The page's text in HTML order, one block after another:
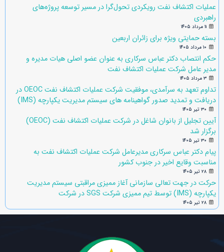
عملیات اکتشاف نفت رویکردی تحول‌گرا در مسیر توسعه پروژه‌های
راهبردی
۱۱ مرداد ۱۴۰۵
بسته حمایتی ویژه برای زائران اربعین
۱۰ مرداد ۱۴۰۵
حکم انتصاب دکتر عباس سرکاری به عنوان عضو اصلی هیات مدیره و
مدیر عامل شرکت عملیات اکتشاف نفت
۳ مرداد ۱۴۰۵
تداوم تعهد به سرآمدی، موفقیت شرکت عملیات اکتشاف نفت OEOC در
دریافت و تمدید صدور گواهینامه های سیستم مدیریت یکپارچه (IMS)
۳۰ تیر ۱۴۰۵
آیین تجلیل از بانوان شاغل در شرکت عملیات اکتشاف نفت (OEOC)
برگزار شد
۳۰ تیر ۱۴۰۵
پیام دکتر عباس سرکاری مدیرعامل شرکت عملیات اکتشاف نفت به
مناسبت وقایع اخیر در جنوب کشور
۲۸ تیر ۱۴۰۵
حرکت در جهت تعالی سازمانی آغاز ممیزی مراقبتی سیستم مدیریت
یکپارچه (IMS) توسط تیم ممیزی شرکت SGS در شرکت
۲۸ تیر ۱۴۰۵